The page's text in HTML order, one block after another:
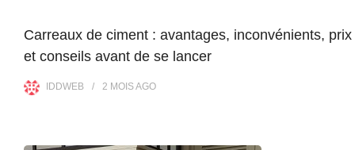
Carreaux de ciment : avantages, inconvénients, prix
et conseils avant de se lancer
IDDWEB 2 MOISAGO